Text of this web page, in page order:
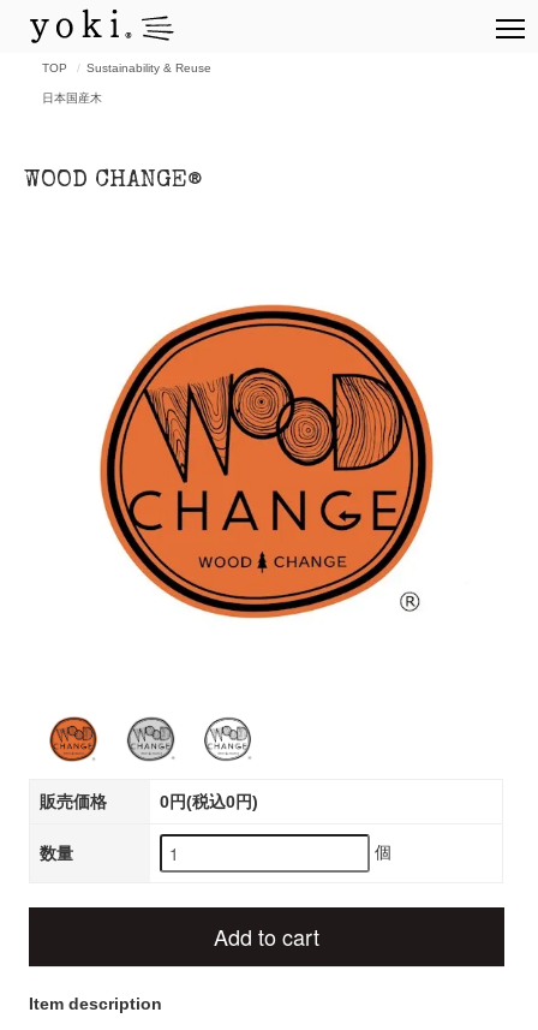
TOP Sustainability & Reuse
日本国産木
WOOD CHANGE®︎
販売価格 0円(税込0円)
数量 個
Add to cart
Item description